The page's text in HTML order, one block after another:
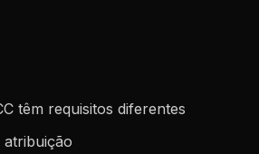
têm requisitos diferentes